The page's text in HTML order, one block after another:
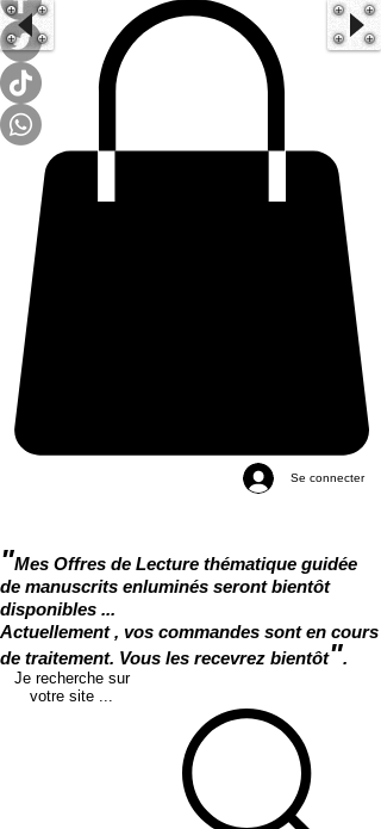
Se connecter
"Mes Offres de Lecture thématique guidée
de manuscrits enluminés seront bientôt
disponibles ...
Actuellement , vos commandes sont en cours
de traitement. Vous les recevrez bientôt".
Je recherche sur
votre site ...